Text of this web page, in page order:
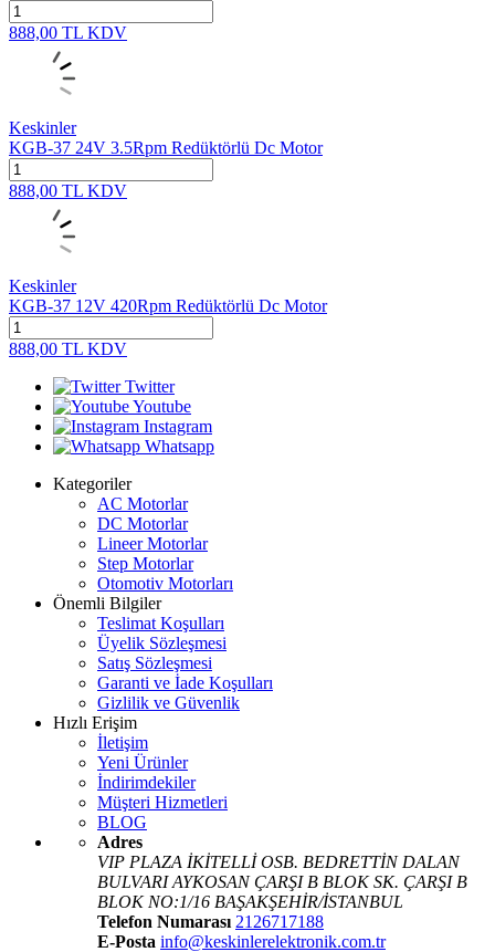
888,00 TL KDV
Keskinler
KGB-37 24V 3.5Rpm Redüktörlü Dc Motor
888,00 TL KDV
Keskinler
KGB-37 12V 420Rpm Redüktörlü Dc Motor
888,00 TL KDV
Twitter
Youtube
Instagram
Whatsapp
Kategoriler
AC Motorlar
DC Motorlar
Lineer Motorlar
Step Motorlar
Otomotiv Motorları
Önemli Bilgiler
Teslimat Koşulları
Üyelik Sözleşmesi
Satış Sözleşmesi
Garanti ve İade Koşulları
Gizlilik ve Güvenlik
Hızlı Erişim
İletişim
Yeni Ürünler
İndirimdekiler
Müşteri Hizmetleri
BLOG
Adres
VIP PLAZA İKİTELLİ OSB. BEDRETTİN DALAN
BULVARI AYKOSAN ÇARŞI B BLOK SK. ÇARŞI B
BLOK NO:1/16 BAŞAKŞEHİR/İSTANBUL
Telefon Numarası 2126717188
E-Posta info@keskinlerelektronik.com.tr